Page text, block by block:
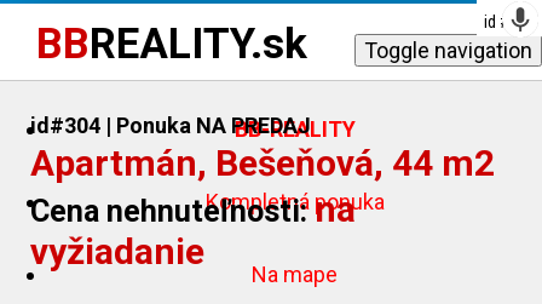
BBREALITY.sk Toggle navigation
BB-REALITY
Kompletná ponuka
Na mape
id#304 | Ponuka NA PREDAJ
Apartmán, Bešeňová, 44 m2
Cena nehnuteľnosti:na
vyžiadanie
id # 186
id # 267
id # 321
id # 324
id # 311
id # 314